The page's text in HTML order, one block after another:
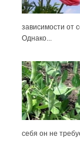
зависимости от
Однако...
себя он не